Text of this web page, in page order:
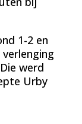
1-2 en
werd
Urby